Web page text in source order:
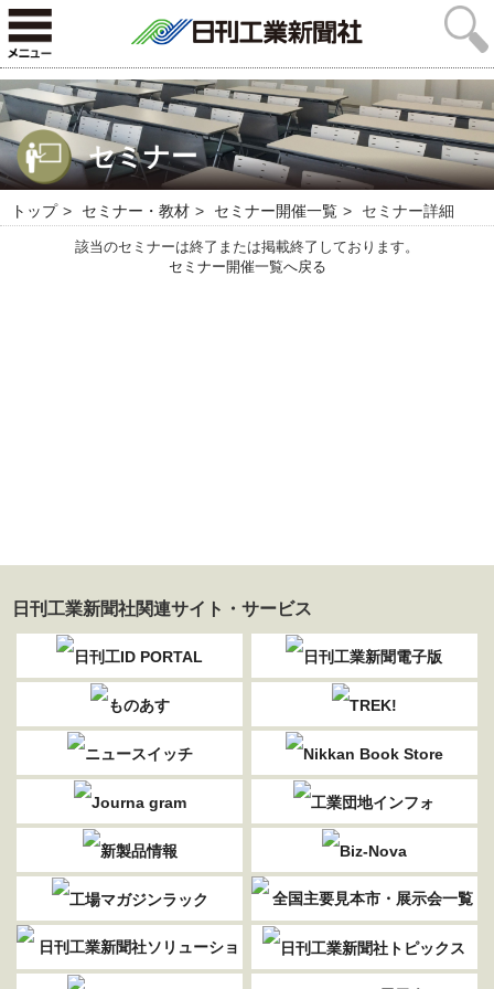
セミナー
トップ セミナー・教材 セミナー開催一覧 セミナー詳細
該当のセミナーは終了または掲載終了しております。
セミナー開催一覧へ戻る
日刊工業新聞社関連サイト・サービス